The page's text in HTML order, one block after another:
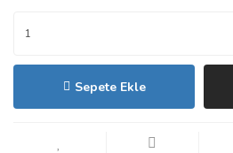
Sepete Ekle